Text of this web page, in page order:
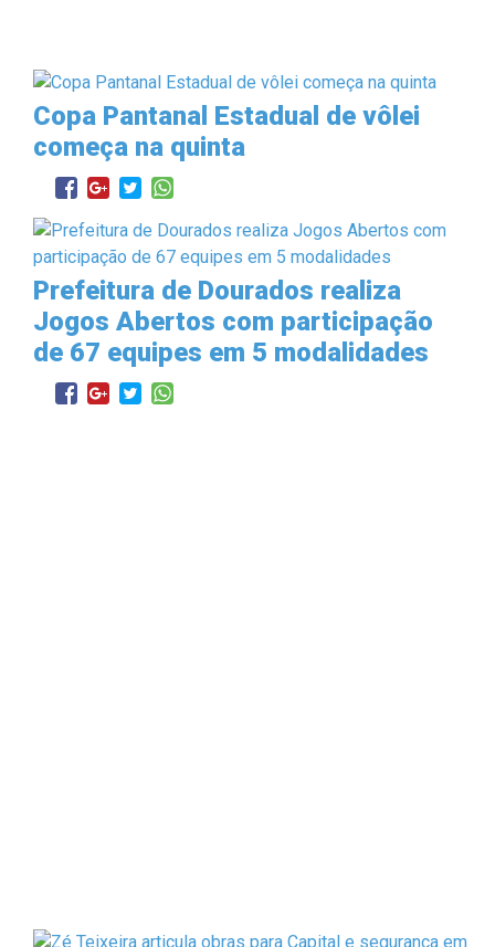
Copa Pantanal Estadual de vôlei
começa na quinta
Prefeitura de Dourados realiza
Jogos Abertos com participação
de 67 equipes em 5 modalidades